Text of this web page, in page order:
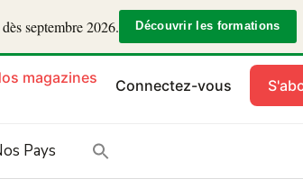
septembre 2026. Découvrir les formations
magazines Connectez-vous
Pays